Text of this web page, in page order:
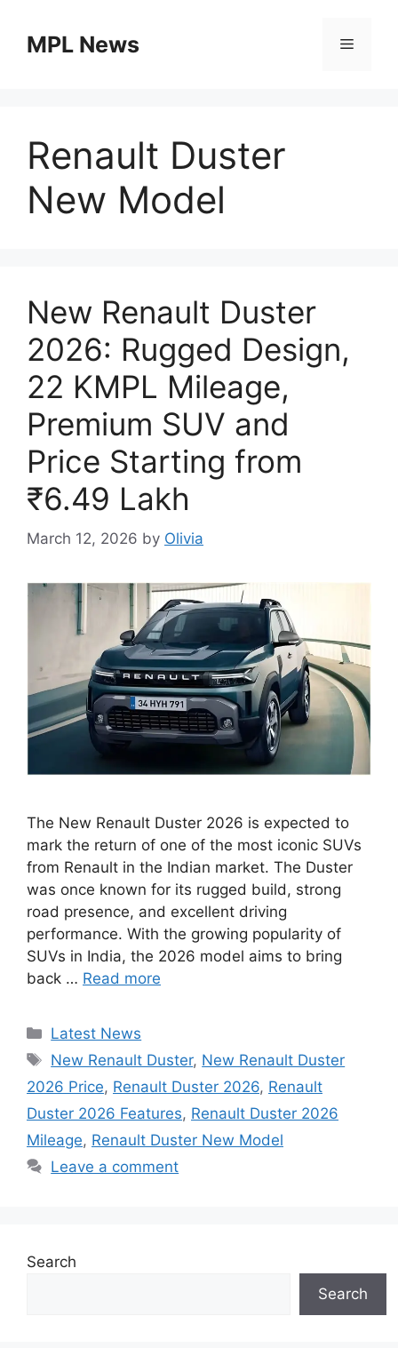
contentMPL News Menu
Renault Duster
New Model
New Renault Duster
2026: Rugged Design,
22 KMPL Mileage,
Premium SUV and
Price Starting from
₹6.49 Lakh
March 12, 2026 by Olivia
The New Renault Duster 2026 is expected to
mark the return of one of the most iconic SUVs
from Renault in the Indian market. The Duster
was once known for its rugged build, strong
road presence, and excellent driving
performance. With the growing popularity of
SUVs in India, the 2026 model aims to bring
back … Read more
Categories
Latest News
Tags
New Renault Duster, New Renault Duster
2026 Price, Renault Duster 2026, Renault
Duster 2026 Features, Renault Duster 2026
Mileage, Renault Duster New Model
Leave a comment
Search
Search